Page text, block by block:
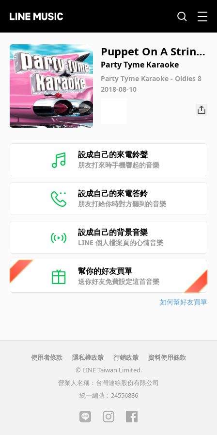
Puppet On A String
(Made Popular By El
vis Presley) [Karaok
e Version]
Party Tyme Karaoke
Party Tyme Karaoke - Oldies 8
2018-08-10
設成自己的來電鈴聲
朋友打來時手機響起的音樂
設成自己的來電答鈴
朋友打給你時對方聽到的音樂
設成自己的背景音樂
LINE 個人檔案頁的心情音樂
幫你的好友買單
送你好友免費設定這首音樂
如何幫好友買單
使用者條款 隱私權政策 行銷政策
資料使用條款
© LINE Taiwan Limited.
營業人名稱：台灣連線股份有限公司
統一編號：24556886